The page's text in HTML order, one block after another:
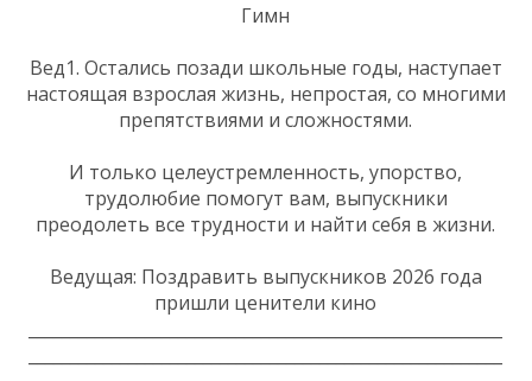
Гимн
Вед1. Остались позади школьные годы, наступает
настоящая взрослая жизнь, непростая, со многими
препятствиями и сложностями.
И только целеустремленность, упорство,
трудолюбие помогут вам, выпускники
преодолеть все трудности и найти себя в жизни.
Ведущая: Поздравить выпускников 2026 года
пришли ценители кино